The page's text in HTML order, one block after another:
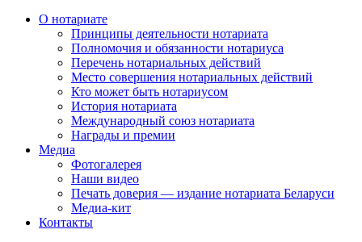
О нотариате
Принципы деятельности нотариата
Полномочия и обязанности нотариуса
Перечень нотариальных действий
Место совершения нотариальных действий
Кто может быть нотариусом
История нотариата
Международный союз нотариата
Награды и премии
Медиа
Фотогалерея
Наши видео
Печать доверия — издание нотариата Беларуси
Медиа-кит
Контакты